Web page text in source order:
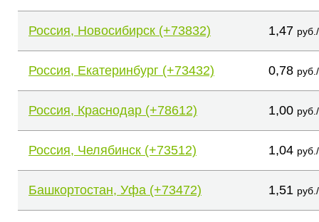
Россия, Новосибирск (+73832) 1,47
Россия, Екатеринбург (+73432) 0,78
Россия, Краснодар (+78612) 1,00
Россия, Челябинск (+73512) 1,04
Башкортостан, Уфа (+73472) 1,51